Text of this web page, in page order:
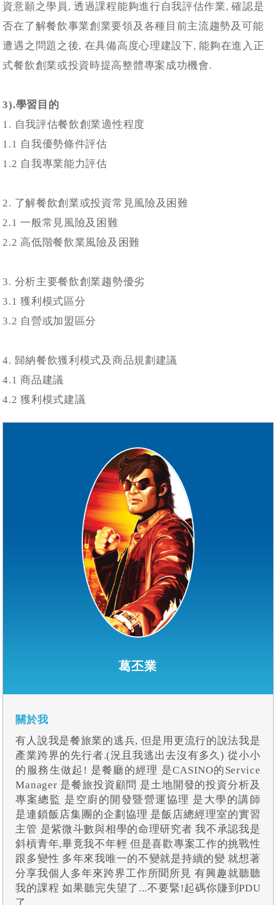
資意願之學員, 透過課程能夠進行自我評估作業, 確認是
否在了解餐飲事業創業要領及各種目前主流趨勢及可能
遭遇之問題之後, 在具備高度心理建設下, 能夠在進入正
式餐飲創業或投資時提高整體專案成功機會.
3).學習目的
1. 自我評估餐飲創業適性程度
1.1 自我優勢條件評估
1.2 自我專業能力評估
2. 了解餐飲創業或投資常見風險及困難
2.1 一般常見風險及困難
2.2 高低階餐飲業風險及困難
3. 分析主要餐飲創業趨勢優劣
3.1 獲利模式區分
3.2 自營或加盟區分
4. 歸納餐飲獲利模式及商品規劃建議
4.1 商品建議
4.2 獲利模式建議
葛丕業
關於我
有人說我是餐旅業的逃兵, 但是用更流行的說法我是
產業跨界的先行者.(況且我逃出去沒有多久) 從小小
的服務生做起! 是餐廳的經理 是CASINO的Service
Manager 是餐旅投資顧問 是土地開發的投資分析及
專案總監 是空廚的開發暨營運協理 是大學的講師
是連鎖飯店集團的企劃協理 是飯店總經理室的實習
主管 是紫微斗數與相學的命理研究者 我不承認我是
斜槓青年,畢竟我不年輕 但是喜歡專案工作的挑戰性
跟多變性 多年來我唯一的不變就是持續的變 就想著
分享我個人多年來跨界工作所聞所見 有興趣就聽聽
我的課程 如果聽完失望了...不要緊!起碼你賺到PDU